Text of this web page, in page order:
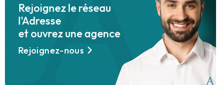
Rejoignez le réseau
l'Adresse
et ouvrez une agence
Rejoignez-nous